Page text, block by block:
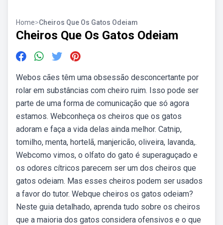
Home>Cheiros Que Os Gatos Odeiam
Cheiros Que Os Gatos Odeiam
Webos cães têm uma obsessão desconcertante por
rolar em substâncias com cheiro ruim. Isso pode ser
parte de uma forma de comunicação que só agora
estamos. Webconheça os cheiros que os gatos
adoram e faça a vida delas ainda melhor. Catnip,
tomilho, menta, hortelã, manjericão, oliveira, lavanda,.
Webcomo vimos, o olfato do gato é superaguçado e
os odores cítricos parecem ser um dos cheiros que
gatos odeiam. Mas esses cheiros podem ser usados
a favor do tutor. Webque cheiros os gatos odeiam?
Neste guia detalhado, aprenda tudo sobre os cheiros
que a maioria dos gatos considera ofensivos e o que